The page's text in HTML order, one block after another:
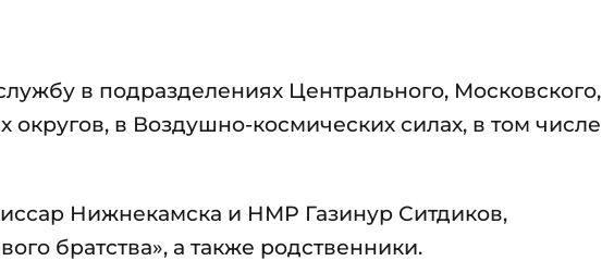
в подразделениях Центрального, Московского,
в Воздушно-космических силах, в том числе
Нижнекамска и НМР Газинур Ситдиков,
братства», а также родственники.